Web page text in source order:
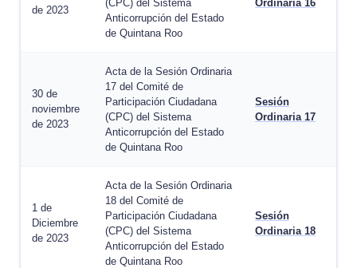
de 2023
(CPC) del Sistema
Anticorrupción del Estado
de Quintana Roo
Ordinaria 16
30 de
noviembre
de 2023
Acta de la Sesión Ordinaria
17 del Comité de
Participación Ciudadana
(CPC) del Sistema
Anticorrupción del Estado
de Quintana Roo
Sesión
Ordinaria 17
1 de
Diciembre
de 2023
Acta de la Sesión Ordinaria
18 del Comité de
Participación Ciudadana
(CPC) del Sistema
Anticorrupción del Estado
de Quintana Roo
Sesión
Ordinaria 18